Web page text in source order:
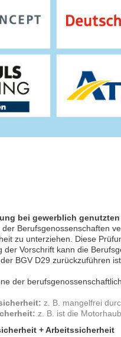
bei gewerblich
Berufsgenossenschaften
zu unterziehen. Diese
der Vorschrift kann die
BGV D29 zurückzuführen
der
z. B. mangelfrei
z. B. ist die
+ Arbeitssicherheit